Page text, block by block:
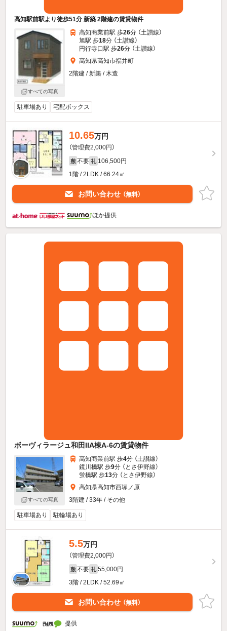
高知駅前駅より徒歩51分 新築 2階建の賃貸物件
すべての写真
高知商業前駅 歩26分 （土讃線）
旭駅 歩18分 （土讃線）
円行寺口駅 歩26分 （土讃線）
高知県高知市福井町
2階建 / 新築 / 木造
駐車場あり 宅配ボックス
10.65万円
（管理費2,000円）
敷 不要 礼 106,500円
1階 / 2LDK / 66.24㎡
お問い合わせ （無料）
ほか提供
ボーヴィラージュ和田IIA棟A-6の賃貸物件
すべての写真
高知商業前駅 歩4分 （土讃線）
鏡川橋駅 歩9分 （とさ伊野線）
蛍橋駅 歩13分 （とさ伊野線）
高知県高知市西塚ノ原
3階建 / 33年 / その他
駐車場あり 駐輪場あり
5.5万円
（管理費2,000円）
敷 不要 礼 55,000円
3階 / 2LDK / 52.69㎡
お問い合わせ （無料）
提供